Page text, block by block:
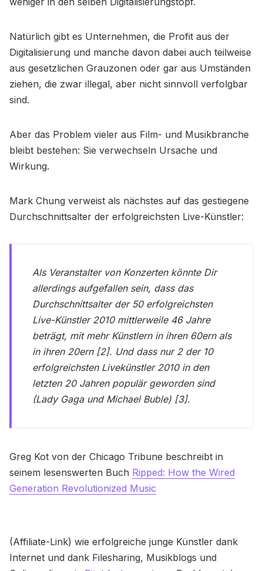
Natürlich gibt es Unternehmen, die Profit aus der
Digitalisierung und manche davon dabei auch teilweise
aus gesetzlichen Grauzonen oder gar aus Umständen
ziehen, die zwar illegal, aber nicht sinnvoll verfolgbar
sind.
Aber das Problem vieler aus Film- und Musikbranche
bleibt bestehen: Sie verwechseln Ursache und
Wirkung.
Mark Chung verweist als nächstes auf das gestiegene
Durchschnittsalter der erfolgreichsten Live-Künstler:
Als Veranstalter von Konzerten könnte Dir
allerdings aufgefallen sein, dass das
Durchschnittsalter der 50 erfolgreichsten
Live-Künstler 2010 mittlerweile 46 Jahre
beträgt, mit mehr Künstlern in ihren 60ern als
in ihren 20ern [2]. Und dass nur 2 der 10
erfolgreichsten Livekünstler 2010 in den
letzten 20 Jahren populär geworden sind
(Lady Gaga und Michael Buble) [3].
Greg Kot von der Chicago Tribune beschreibt in
seinem lesenswerten Buch Ripped: How the Wired
Generation Revolutionized Music
(Affiliate-Link) wie erfolgreiche junge Künstler dank
Internet und dank Filesharing, Musikblogs und